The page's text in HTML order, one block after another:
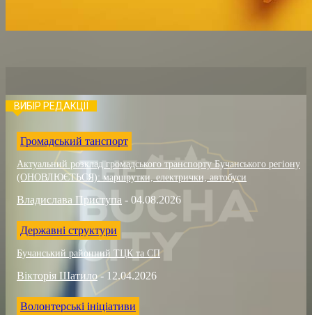
ВИБІР РЕДАКЦІЇ
Громадський танспорт
Актуальний розклад громадського транспорту Бучанського регіону
(ОНОВЛЮЄТЬСЯ): маршрутки, електрички, автобуси
Владислава Приступа - 04.08.2026
Державні структури
Бучанський районний ТЦК та СП
Вікторія Шатило - 12.04.2026
Волонтерські ініціативи